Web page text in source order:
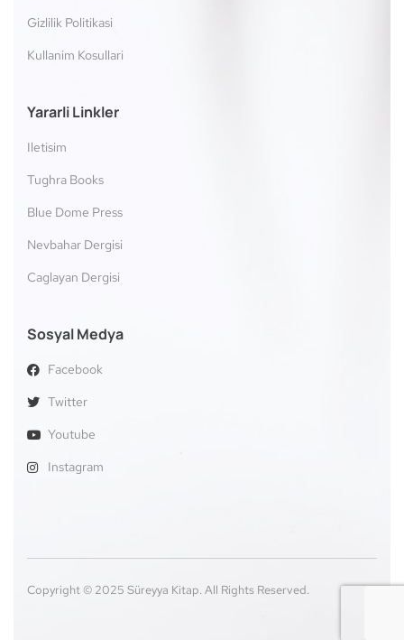
Gizlilik Politikasi
Kullanim Kosullari
Yararli Linkler
Iletisim
Tughra Books
Blue Dome Press
Nevbahar Dergisi
Caglayan Dergisi
Sosyal Medya
Facebook
Twitter
Youtube
Instagram
Copyright © 2025 Süreyya Kitap. All Rights Reserved.